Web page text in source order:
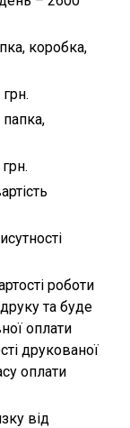
коробка,
роботи
та буде
оплати
друкованої
оплати
від